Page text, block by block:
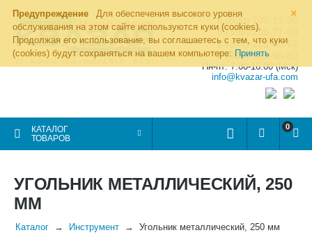
×
Предупреждение
Для обеспечения высокого уровня
обслуживания на этом сайте используются куки (cookies).
Продолжая его использование, вы соглашаетесь с тем, что куки
(cookies) будут сохраняться на вашем компьютере: Принять
8 (800) 700-19-50
8 (495) 255-77-08
8 (347) 225-00-52
8 (986) 963-95-80
Пн-пт: 7.00-16.00 (Мск)
info@kvazar-ufa.com
КАТАЛОГ
ТОВАРОВ
0
УГОЛЬНИК МЕТАЛЛИЧЕСКИЙ, 250
ММ
Каталог Инструмент Угольник металлический, 250 мм